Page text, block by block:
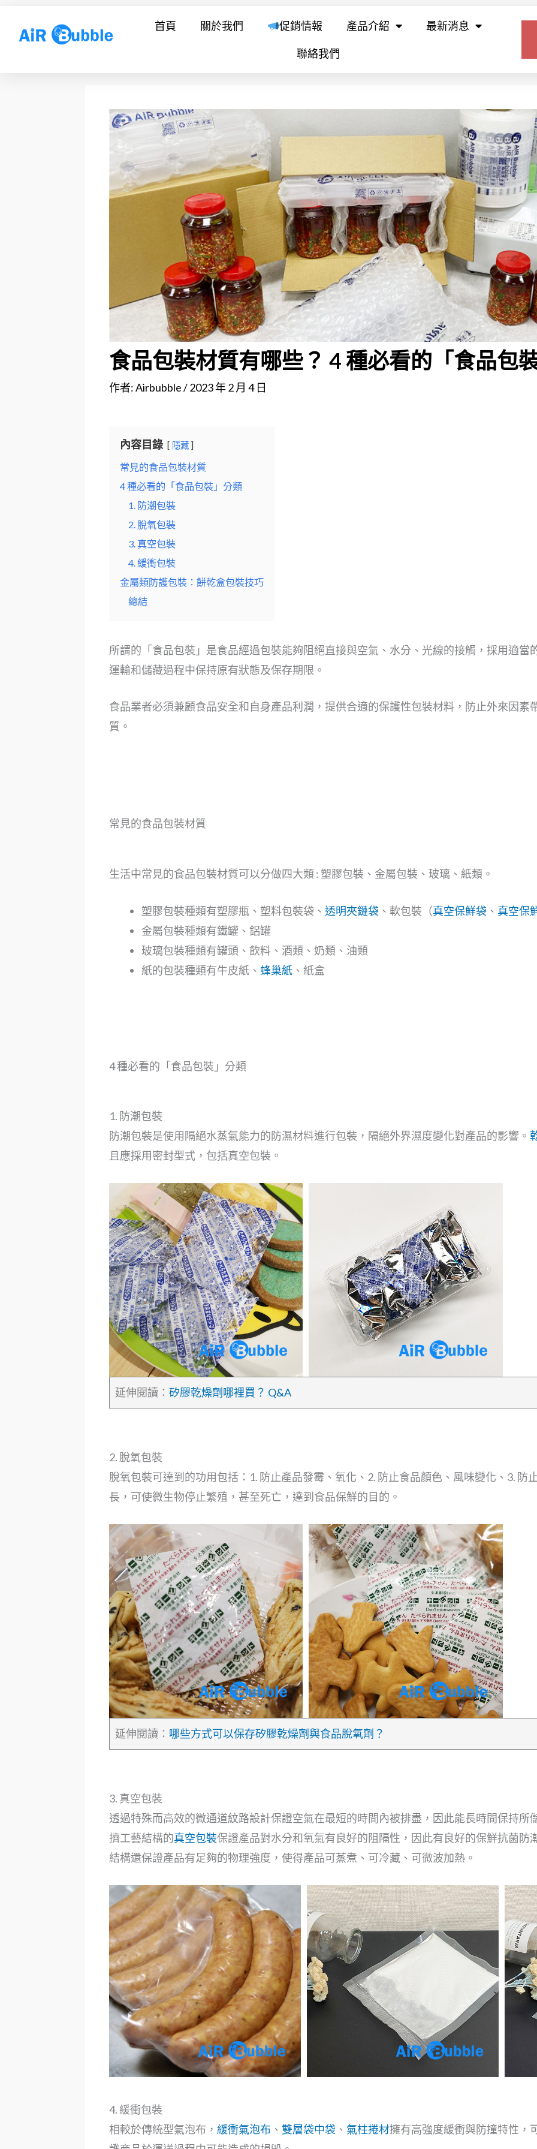
首頁 關於我們 促銷情報 產品介紹 最新消息
聯絡我們
食品包裝材質有哪些？ 4 種必看的「食品包
作者:Airbubble/2023 年 2 月 4 日
內容目錄 隱藏
常見的食品包裝材質
4 種必看的「食品包裝」分類
1. 防潮包裝
2. 脫氧包裝
3. 真空包裝
4. 緩衝包裝
金屬類防護包裝：餅乾盒包裝技巧
總結
所謂的「食品包裝」是食品經過包裝能夠阻絕直接與空氣、水分、光線的接觸，採用適當
運輸和儲藏過程中保持原有狀態及保存期限。
食品業者必須兼顧食品安全和自身產品利潤，提供合適的保護性包裝材料，防止外來因素
質。
常見的食品包裝材質
生活中常見的食品包裝材質可以分做四大類 : 塑膠包裝、金屬包裝、玻璃、紙類。
塑膠包裝種類有塑膠瓶、塑料包裝袋、 透明夾鏈袋 、軟包裝（真空保鮮袋 、 真空保
金屬包裝種類有鐵罐、鋁罐
玻璃包裝種類有罐頭、飲料、酒類、奶類、油類
紙的包裝種類有牛皮紙、 蜂巢紙 、紙盒
4 種必看的「食品包裝」分類
1. 防潮包裝
防潮包裝是使用隔絕水蒸氣能力的防濕材料進行包裝，隔絕外界濕度變化對產品的影響。
且應採用密封型式，包括真空包裝。
延伸閱讀： 矽膠乾燥劑哪裡買？ Q&A
2. 脫氧包裝
脫氧包裝可達到的功用包括：1. 防止產品發霉、氧化、2. 防止食品顏色、風味變化、3. 防
長，可使微生物停止繁殖，甚至死亡，達到食品保鮮的目的。
延伸閱讀： 哪些方式可以保存矽膠乾燥劑與食品脫氧劑？
3. 真空包裝
透過特殊而高效的微通道紋路設計保證空氣在最短的時間內被排盡，因此能長時間保持所
擠工藝結構的真空包裝保證產品對水分和氧氣有良好的阻隔性，因此有良好的保鮮抗菌防
結構還保證產品有足夠的物理強度，使得產品可蒸煮、可冷藏、可微波加熱。
4. 緩衝包裝
相較於傳統型氣泡布， 緩衝氣泡布 、 雙層袋中袋 、 氣柱捲材擁有高強度緩衝與防撞特性，